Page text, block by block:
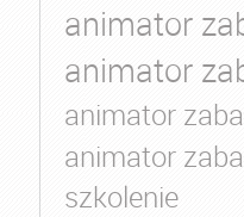
animator
animator
animator
animator
szkolenie